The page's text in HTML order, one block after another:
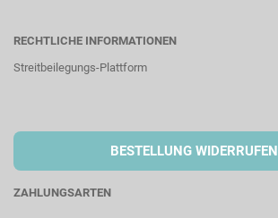
RECHTLICHE INFORMATIONEN
Streitbeilegungs-Plattform
BESTELLUNG WIDERRUFEN
ZAHLUNGSARTEN